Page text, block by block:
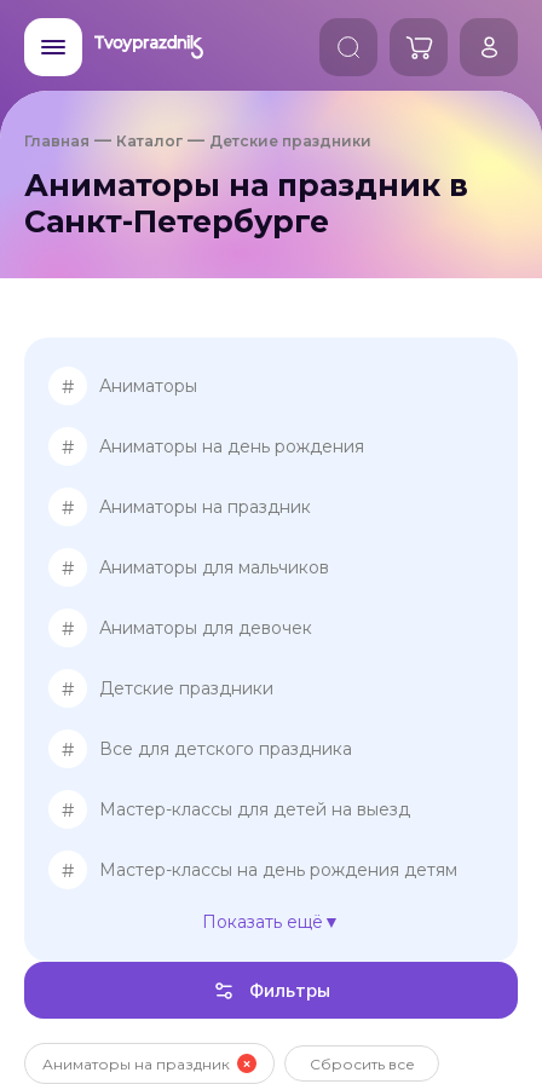
Главная Каталог Детские праздники
Аниматоры на праздник в
Санкт-Петербурге
# Аниматоры
# Аниматоры на день рождения
# Аниматоры на праздник
# Аниматоры для мальчиков
# Аниматоры для девочек
# Детские праздники
# Все для детского праздника
# Мастер-классы для детей на выезд
# Мастер-классы на день рождения детям
Мастер-классы для девочек
Мастер-классы для мальчиков
Шоу-представление на день рождения
детям
Показать ещё
Фильтры
Аниматоры на праздник Сбросить все